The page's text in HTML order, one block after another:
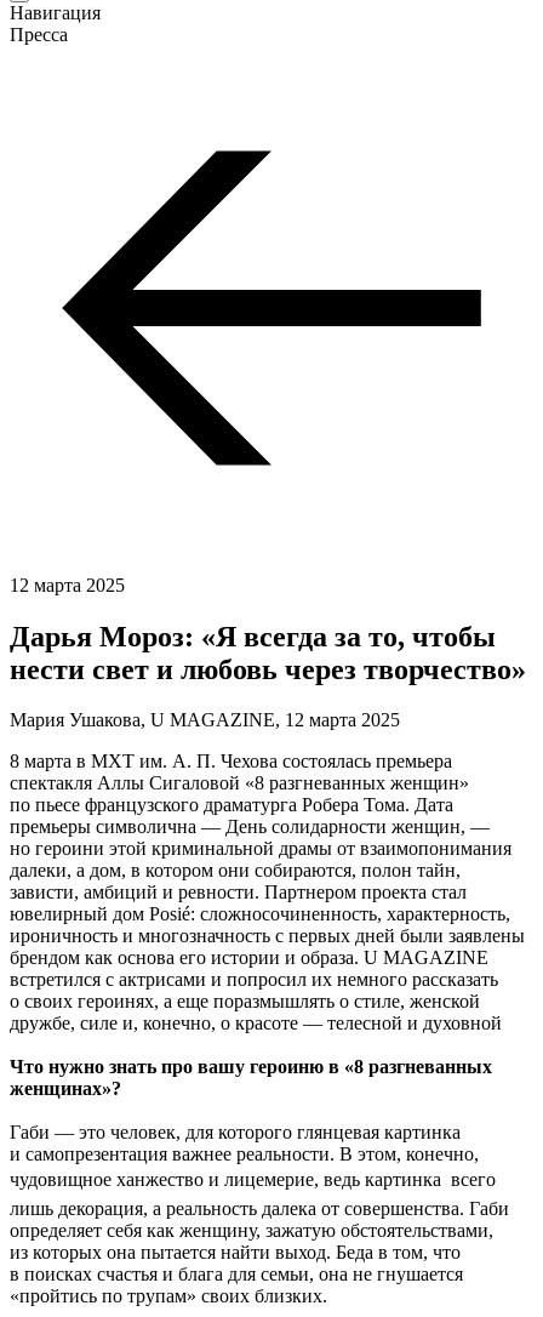
Навигация
Пресса
12 марта 2025
Дарья Мороз: «Я всегда за то, чтобы
нести свет и любовь через творчество»
Мария Ушакова, U MAGAZINE, 12 марта 2025
8 марта в МХТ им. А. П. Чехова состоялась премьера
спектакля Аллы Сигаловой «8 разгневанных женщин»
по пьесе французского драматурга Робера Тома. Дата
премьеры символична — День солидарности женщин, —
но героини этой криминальной драмы от взаимопонимания
далеки, а дом, в котором они собираются, полон тайн,
зависти, амбиций и ревности. Партнером проекта стал
ювелирный дом Posié: сложносочиненность, характерность,
ироничность и многозначность с первых дней были заявлены
брендом как основа его истории и образа. U MAGAZINE
встретился с актрисами и попросил их немного рассказать
о своих героинях, а еще поразмышлять о стиле, женской
дружбе, силе и, конечно, о красоте — телесной и духовной
Что нужно знать про вашу героиню в «8 разгневанных
женщинах»?
Габи — это человек, для которого глянцевая картинка
и самопрезентация важнее реальности. В этом, конечно,
чудовищное ханжество и лицемерие, ведь картинка  всего
лишь декорация, а реальность далека от совершенства. Габи
определяет себя как женщину, зажатую обстоятельствами,
из которых она пытается найти выход. Беда в том, что
в поисках счастья и блага для семьи, она не гнушается
«пройтись по трупам» своих близких.